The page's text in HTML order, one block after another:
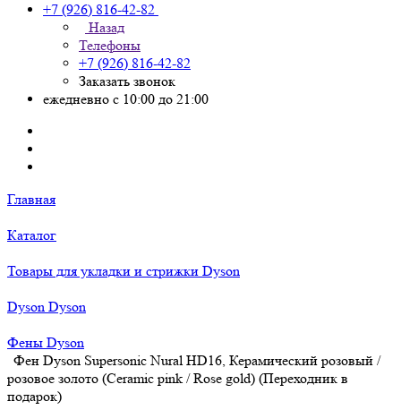
+7 (926) 816-42-82
Назад
Телефоны
+7 (926) 816-42-82
Заказать звонок
ежедневно с 10:00 до 21:00
Главная
Каталог
Товары для укладки и стрижки Dyson
Dyson Dyson
Фены Dyson
Фен Dyson Supersonic Nural HD16, Керамический розовый /
розовое золото (Ceramic pink / Rose gold) (Переходник в
подарок)